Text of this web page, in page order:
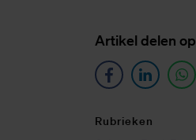
Ar­ti­kel de­len op
Ru­brie­ken